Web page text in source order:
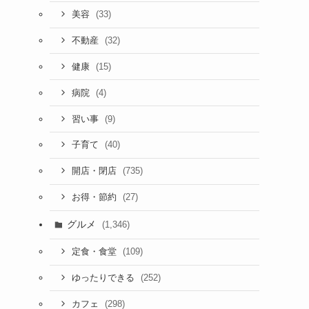
美容 (33)
不動産 (32)
健康 (15)
病院 (4)
習い事 (9)
子育て (40)
開店・閉店 (735)
お得・節約 (27)
グルメ (1,346)
定食・食堂 (109)
ゆったりできる (252)
カフェ (298)